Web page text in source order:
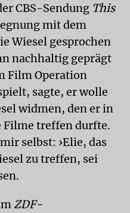
CBS-Sendung This
mit dem
Wiesel gesprochen
nachhaltig geprägt
Film Operation
sagte, er wolle
widmen, den er in
Filme treffen durfte.
selbst: ›Elie, das
zu treffen, sei
ZDF-